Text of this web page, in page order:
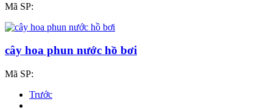
Mã SP:
cây hoa phun nước hồ bơi
Mã SP:
Trước